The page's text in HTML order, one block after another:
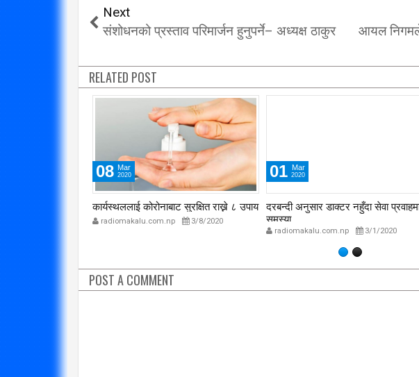
Next
संशोधनको प्रस्ताव परिमार्जन हुनुपर्ने– अध्यक्ष ठाकुर
आयल निगमले
RELATED POST
08 Mar
2020
कार्यस्थललाई कोरोनाबाट सुरक्षित राख्ने ८ उपाय
radiomakalu.com.np 3/8/2020
01 Mar
2020
दरबन्दी अनुसार डाक्टर नहुँदा सेवा
समस्या
radiomakalu.com.np 3/1/2020
POST A COMMENT